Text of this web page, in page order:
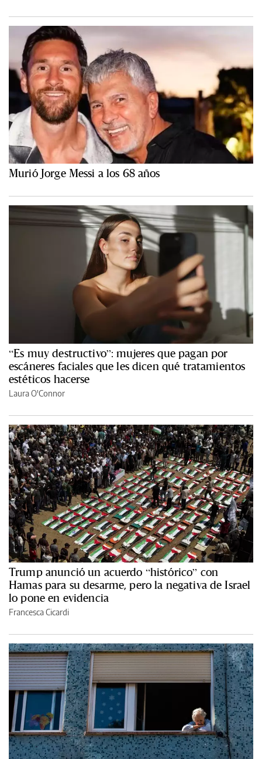
Murió Jorge Messi a los 68 años
“Es muy destructivo”: mujeres que pagan por
escáneres faciales que les dicen qué tratamientos
estéticos hacerse
Laura O'Connor
Trump anunció un acuerdo “histórico” con
Hamas para su desarme, pero la negativa de Israel
lo pone en evidencia
Francesca Cicardi